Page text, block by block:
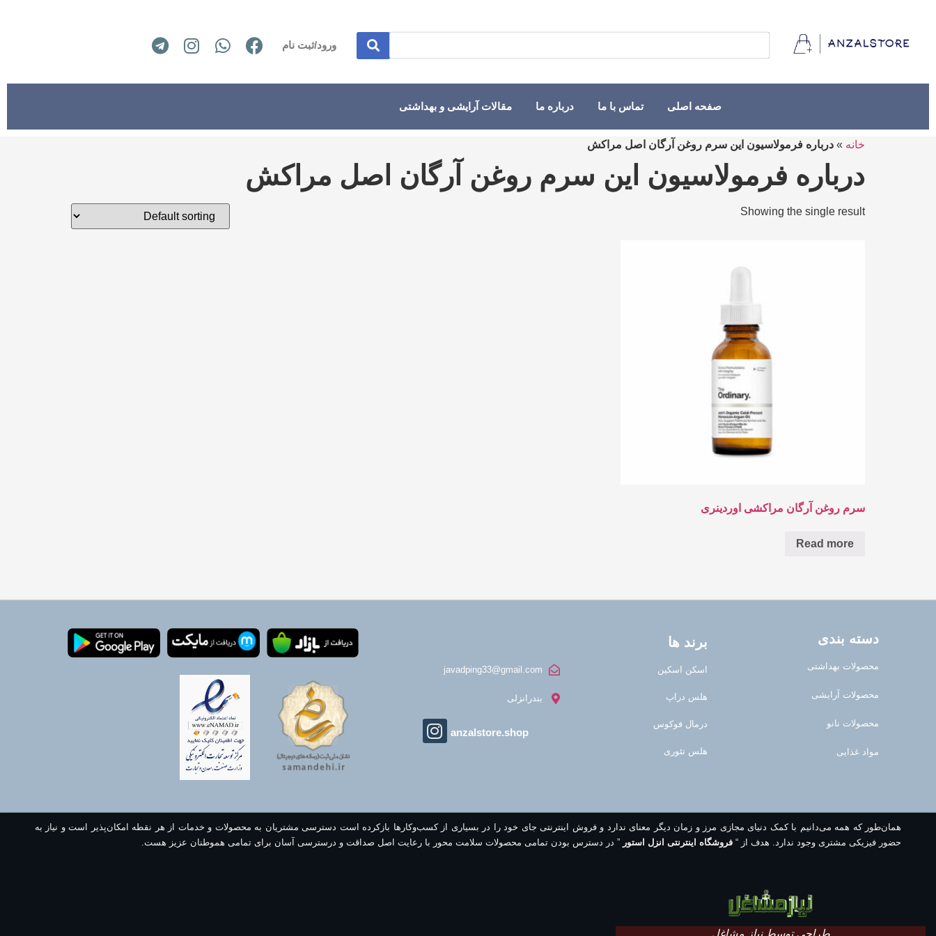
ورود/ثبت نام
صفحه اصلی تماس با ما درباره ما مقالات آرایشی و بهداشتی
خانه » درباره فرمولاسیون این سرم روغن آرگان اصل مراکش
درباره فرمولاسیون این سرم روغن آرگان اصل مراکش
Showing the single result
سرم روغن آرگان مراکشی اوردینری
Read more
دسته بندی
محصولات بهداشتی
محصولات آرایشی
محصولات نانو
مواد غذایی
برند ها
اسکن اسکین
هلس دراپ
درمال فوکوس
هلس تئوری
javadping33@gmail.com
بندرانزلی
anzalstore.shop
همان‌طور که همه می‌دانیم با کمک دنیای مجازی مرز و زمان دیگر معنای ندارد و فروش اینترنتی جای خود را در بسیاری از کسب‌وکارها بازکرده است دسترسی مشتریان به محصولات و خدمات از هر نقطه امکان‌پذیر است و نیاز به
حضور فیزیکی مشتری وجود ندارد. هدف از “ فروشگاه اینترنتی انزل استور ” در دسترس بودن تمامی محصولات سلامت محور با رعایت اصل صداقت و درسترسی آسان برای تمامی هموطنان عزیز هست.
طراحی توسط نیاز مشاغل